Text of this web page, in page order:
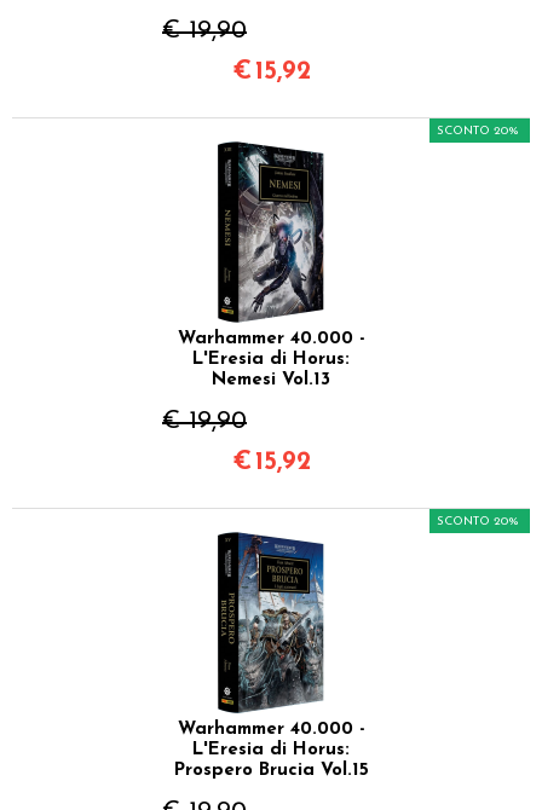
€ 19,90
€ 15,92
Warhammer 40.000 -
L'Eresia di Horus:
Nemesi Vol.13
€ 19,90
SCONTO 20%
€ 15,92
Warhammer 40.000 -
L'Eresia di Horus:
Prospero Brucia Vol.15
SCONTO 20%